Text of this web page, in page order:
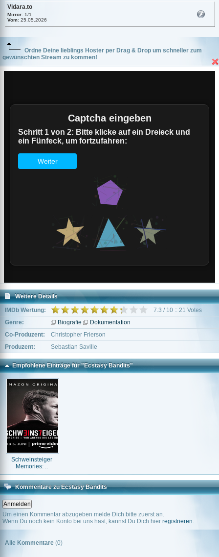
Vidara.to
Mirror: 1/1
Vom: 25.05.2026
Ordne Deine lieblings Hoster per Drag & Drop um schneller zum
gewünschten Stream zu kommen!
Weitere Details
IMDb Wertung:
7.3 / 10 :: 21 Votes
Genre:
Biografie
Dokumentation
Co-Produzent:
Christopher Frierson
Produzent:
Sebastian Saville
Empfohlene Einträge für "Ecstasy Bandits"
Schweinsteiger
Memories: ..
Kommentare zu Ecstasy Bandits
Um einen Kommentar abzugeben melde Dich bitte zuerst an.
Wenn Du noch kein Konto bei uns hast, kannst Du Dich hier registrieren.
Alle Kommentare (0)